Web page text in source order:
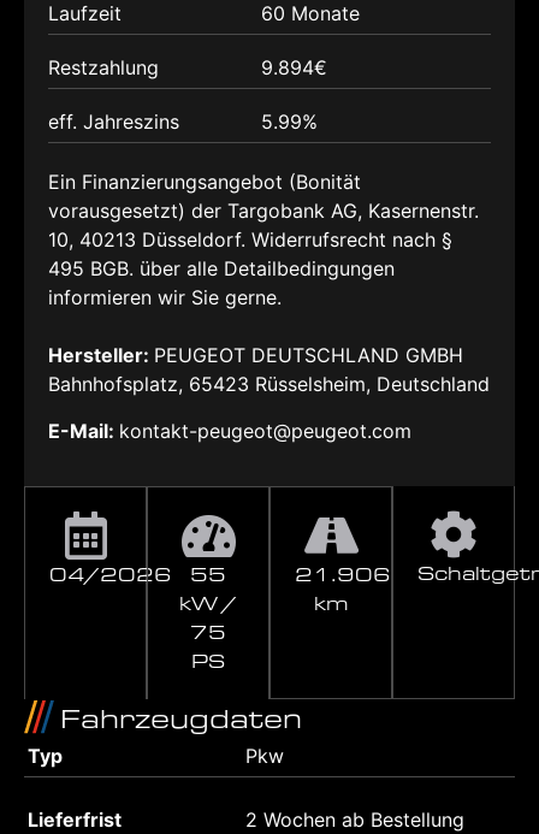
04/2026
55
kW /
75
PS
21.906
km
Fahrzeugdaten
Typ Pkw
Lieferfrist 2 Wochen ab Bestellung
Laufzeit 60 Monate
Restzahlung 9.894€
eff. Jahreszins 5.99%
Ein Finanzierungsangebot (Bonität
vorausgesetzt) der Targobank AG, Kasernenstr.
10, 40213 Düsseldorf. Widerrufsrecht nach §
495 BGB. über alle Detailbedingungen
informieren wir Sie gerne.
Hersteller: PEUGEOT DEUTSCHLAND GMBH
Bahnhofsplatz, 65423 Rüsselsheim, Deutschland
E-Mail: kontakt-peugeot@peugeot.com